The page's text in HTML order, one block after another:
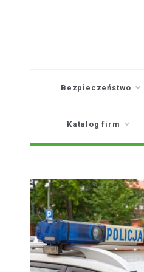
Bezpieczeństwo
Katalog firm